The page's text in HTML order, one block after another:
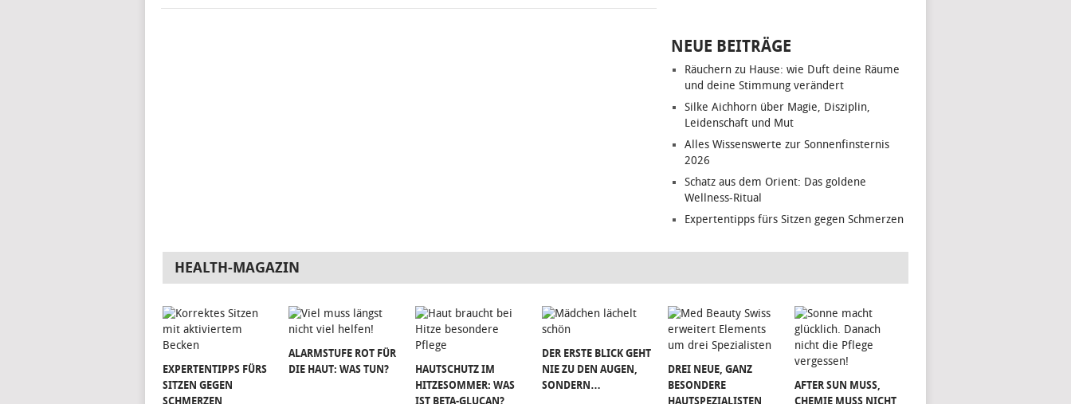
NEUE BEITRÄGE
Räuchern zu Hause: wie Duft deine Räume
und deine Stimmung verändert
Silke Aichhorn über Magie, Disziplin,
Leidenschaft und Mut
Alles Wissenswerte zur Sonnenfinsternis
2026
Schatz aus dem Orient: Das goldene
Wellness-Ritual
Expertentipps fürs Sitzen gegen Schmerzen
HEALTH-MAGAZIN
EXPERTENTIPPS FÜRS
SITZEN GEGEN
SCHMERZEN
ALARMSTUFE ROT FÜR
DIE HAUT: WAS TUN?
HAUTSCHUTZ IM
HITZESOMMER: WAS
IST BETA-GLUCAN?
DER ERSTE BLICK GEHT
NIE ZU DEN AUGEN,
SONDERN…
DREI NEUE, GANZ
BESONDERE
HAUTSPEZIALISTEN
AFTER SUN MUSS,
CHEMIE MUSS NICHT